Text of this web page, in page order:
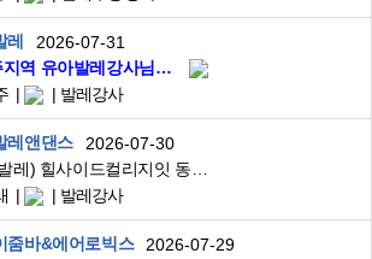
레
2026-07-31
유아발레강사님을 모집합니다.
발레강사
레앤댄스
2026-07-30
(트윈클발레) 힐사이드컬리지잇 동래원 강사모집 시간당 75000원
발레강사
줌바&에어로빅스
2026-07-29